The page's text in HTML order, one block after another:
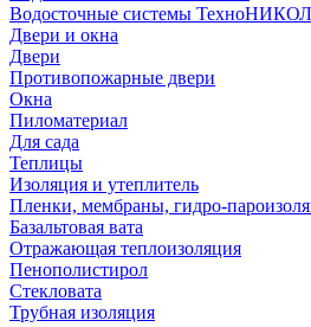
Водосточные системы
Двери и окна
Двери
Противопожарные двери
Окна
Пиломатериал
Для сада
Теплицы
Изоляция и утеплитель
Пленки, мембраны, гидро-
Базальтовая вата
Отражающая теплоизоляция
Пенополистирол
Стекловата
Трубная изоляция